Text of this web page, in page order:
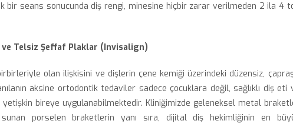
bir seans sonucunda diş rengi, minesine hiçbir zarar verilmeden 2 ila 4
Telsiz Şeffaf Plaklar (Invisalign)
olan ilişkisini ve dişlerin çene kemiği üzerindeki düzensiz,
aksine ortodontik tedaviler sadece çocuklara değil, sağlıklı diş eti
yetişkin bireye uygulanabilmektedir. Kliniğimizde geleneksel metal
porselen braketlerin yanı sıra, dijital diş hekimliğinin en